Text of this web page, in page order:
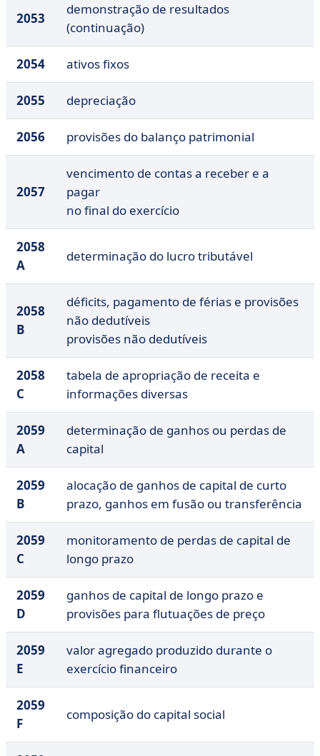
2053
demonstração de resultados
(continuação)
2054 ativos fixos
2055 depreciação
2056 provisões do balanço patrimonial
2057
vencimento de contas a receber e a
pagar
no final do exercício
2058
A
determinação do lucro tributável
2058
B
déficits, pagamento de férias e provisões
não dedutíveis
provisões não dedutíveis
2058
C
tabela de apropriação de receita e
informações diversas
2059
A
determinação de ganhos ou perdas de
capital
2059
B
alocação de ganhos de capital de curto
prazo, ganhos em fusão ou transferência
2059
C
monitoramento de perdas de capital de
longo prazo
2059
D
ganhos de capital de longo prazo e
provisões para flutuações de preço
2059
E
valor agregado produzido durante o
exercício financeiro
2059
F
composição do capital social